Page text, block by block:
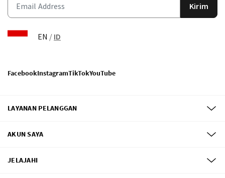
Kirim
EN / ID
FacebookInstagramTikTokYouTube
LAYANAN PELANGGAN
AKUN SAYA
JELAJAHI